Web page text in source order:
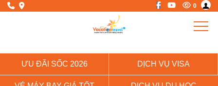
0
ƯU ĐÃI SỐC 2026 DỊCH VỤ VISA